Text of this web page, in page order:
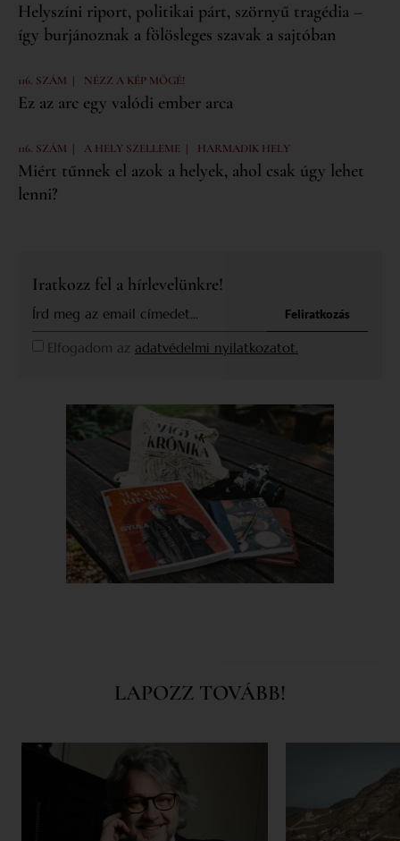
Helyszíni riport, politikai párt, szörnyű tragédia –
így burjánoznak a fölösleges szavak a sajtóban
116. SZÁM | NÉZZ A KÉP MÖGÉ!
Ez az arc egy valódi ember arca
116. SZÁM | A HELY SZELLEME | HARMADIK HELY
Miért tűnnek el azok a helyek, ahol csak úgy lehet
lenni?
Iratkozz fel a hírlevelünkre!
Elfogadom az adatvédelmi nyilatkozatot.
Feliratkozás
LAPOZZ TOVÁBB!